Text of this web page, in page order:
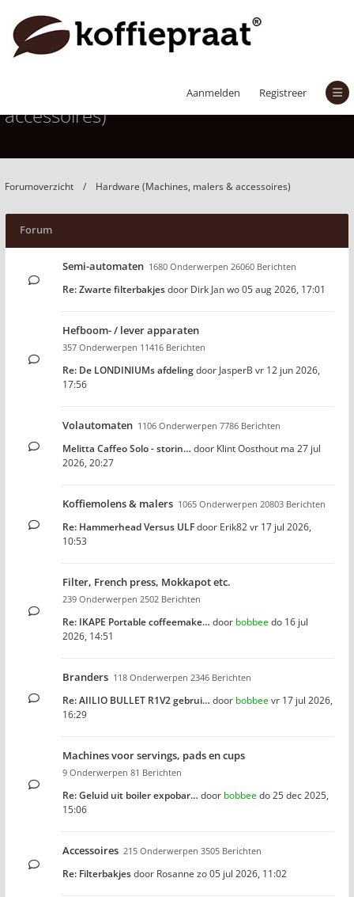
Aanmelden Registreer
Hardware (Machines, malers &
accessoires)
Forumoverzicht Hardware (Machines, malers & accessoires)
Forum
Semi-automaten 1680 Onderwerpen 26060 Berichten
Re: Zwarte filterbakjesdoor Dirk Janwo 05 aug 2026, 17:01
Hefboom- / lever apparaten
357 Onderwerpen 11416 Berichten
Re: De LONDINIUMs afdelingdoor JasperB vr 12 jun 2026,
17:56
Volautomaten 1106 Onderwerpen 7786 Berichten
Melitta Caffeo Solo - storin… door Klint Oosthout ma 27 jul
2026, 20:27
Koffiemolens & malers 1065 Onderwerpen 20803 Berichten
Re: Hammerhead Versus ULFdoor Erik82vr 17 jul 2026,
10:53
Filter, French press, Mokkapot etc.
239 Onderwerpen 2502 Berichten
Re: IKAPE Portable coffeemake… door bobbeedo 16 jul
2026, 14:51
Branders 118 Onderwerpen 2346 Berichten
Re: AIILIO BULLET R1V2 gebrui… door bobbeevr 17 jul 2026,
16:29
Machines voor servings, pads en cups
9 Onderwerpen 81 Berichten
Re: Geluid uit boiler expobar… door bobbeedo 25 dec 2025,
15:06
Accessoires 215 Onderwerpen 3505 Berichten
Re: Filterbakjesdoor Rosanne zo 05 jul 2026, 11:02